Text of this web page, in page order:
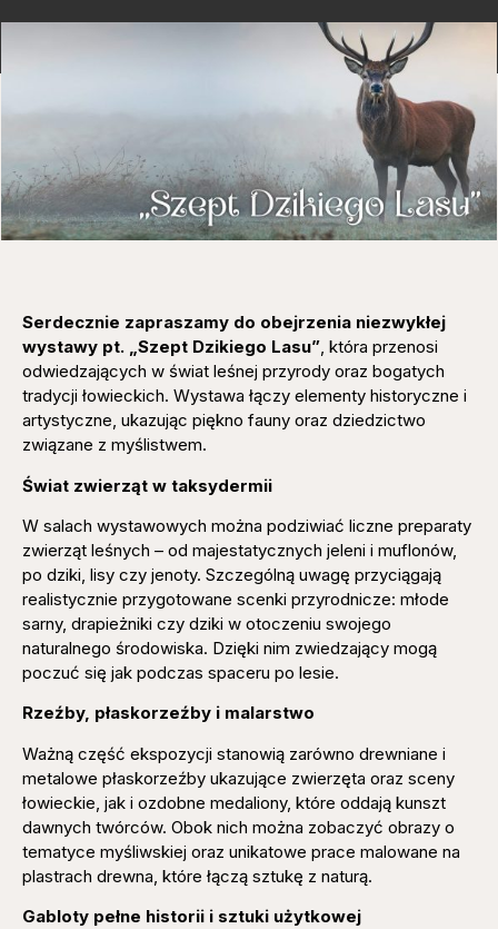
Serdecznie zapraszamy do obejrzenia niezwykłej
wystawy pt. „Szept Dzikiego Lasu”, która przenosi
odwiedzających w świat leśnej przyrody oraz bogatych
tradycji łowieckich. Wystawa łączy elementy historyczne i
artystyczne, ukazując piękno fauny oraz dziedzictwo
związane z myślistwem.
Świat zwierząt w taksydermii
W salach wystawowych można podziwiać liczne preparaty
zwierząt leśnych – od majestatycznych jeleni i muflonów,
po dziki, lisy czy jenoty. Szczególną uwagę przyciągają
realistycznie przygotowane scenki przyrodnicze: młode
sarny, drapieżniki czy dziki w otoczeniu swojego
naturalnego środowiska. Dzięki nim zwiedzający mogą
poczuć się jak podczas spaceru po lesie.
Rzeźby, płaskorzeźby i malarstwo
Ważną część ekspozycji stanowią zarówno drewniane i
metalowe płaskorzeźby ukazujące zwierzęta oraz sceny
łowieckie, jak i ozdobne medaliony, które oddają kunszt
dawnych twórców. Obok nich można zobaczyć obrazy o
tematyce myśliwskiej oraz unikatowe prace malowane na
plastrach drewna, które łączą sztukę z naturą.
Gabloty pełne historii i sztuki użytkowej